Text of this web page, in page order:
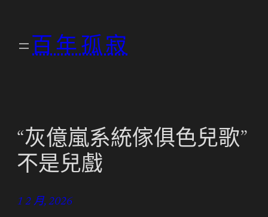
百年孤寂
“灰億嵐系統傢俱色兒歌”
不是兒戲
1 2 月, 2026